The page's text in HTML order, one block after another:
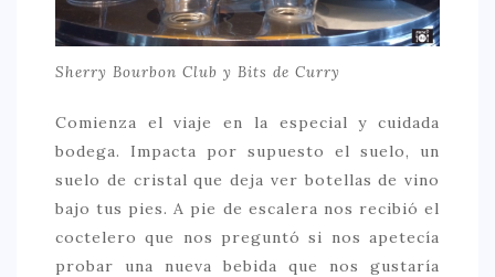
Sherry Bourbon Club y Bits de Curry
Comienza el viaje en la especial y cuidada
bodega. Impacta por supuesto el suelo, un
suelo de cristal que deja ver botellas de vino
bajo tus pies. A pie de escalera nos recibió el
coctelero que nos preguntó si nos apetecía
probar una nueva bebida que nos gustaría